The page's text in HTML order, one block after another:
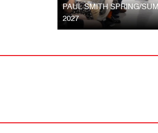
PAUL SMITH SPRING/
2027